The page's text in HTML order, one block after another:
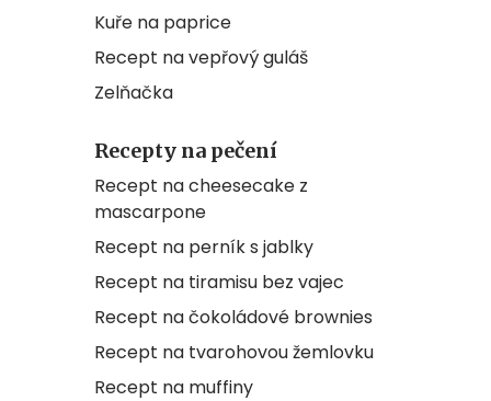
Kuře na paprice
Recept na vepřový guláš
Zelňačka
Recepty na pečení
Recept na cheesecake z
mascarpone
Recept na perník s jablky
Recept na tiramisu bez vajec
Recept na čokoládové brownies
Recept na tvarohovou žemlovku
Recept na muffiny